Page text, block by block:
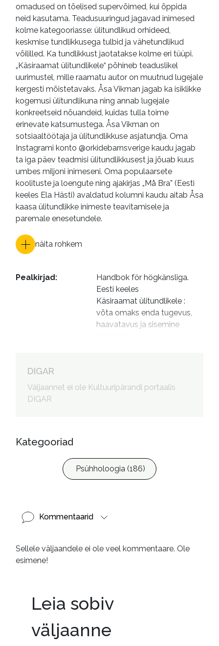
omadused on tõelised supervõimed, kui õppida
neid kasutama. Teadusuuringud jagavad inimesed
kolme kategooriasse: ülitundlikud orhideed,
keskmise tundlikkusega tulbid ja vähetundlikud
võililled. Ka tundlikkust jaotatakse kolme eri tüüpi.
„Käsiraamat ülitundlikele“ põhineb teaduslikel
uurimustel, mille raamatu autor on muutnud lugejale
kergesti mõistetavaks. Åsa Vikman jagab ka isiklikke
kogemusi ülitundlikuna ning annab lugejale
konkreetseid nõuandeid, kuidas tulla toime
erinevate katsumustega. Åsa Vikman on
sotsiaaltöötaja ja ülitundlikkuse asjatundja. Oma
Instagrami konto @orkidebarnsverige kaudu jagab
ta iga päev teadmisi ülitundlikkusest ja jõuab kuus
umbes miljoni inimeseni. Oma populaarsete
koolituste ja loengute ning ajakirjas „Må Bra” (Eesti
keeles Ela Hästi) avaldatud kolumni kaudu aitab Åsa
kaasa ülitundlikke inimeste teavitamisele ja
paremale enesetundele.
näita rohkem
Pealkirjad:
Handbok för högkänsliga.
Eesti keeles
Käsiraamat ülitundlikele :
võta omaks enda tugevus,
haavatavus ja sisemine
DIGAR
Väljaannet ei ole Kultuuripärandi portaalis
DIGAR
Kategooriad
Psühholoogia (186)
Kommentaarid
Sellele väljaandele ei ole veel kommentaare. Ole
esimene!
Leia sobiv
väljaanne